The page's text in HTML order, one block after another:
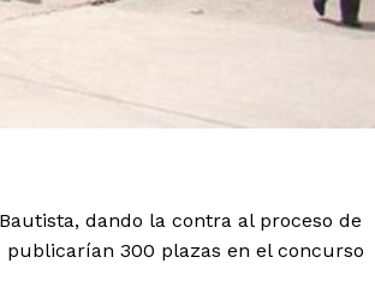
dando la contra al proceso de
300 plazas en el concurso